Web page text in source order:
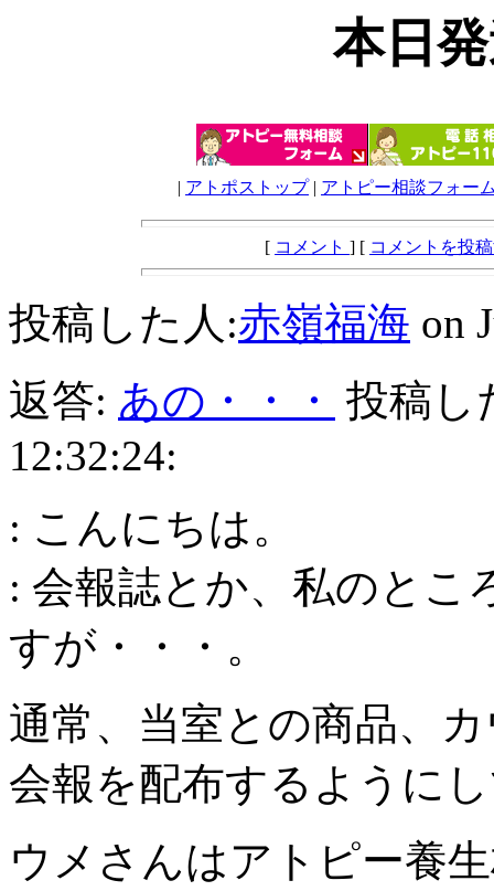
本日
| アトポストップ| アトピー相談フォー
[ コメント ] [ コメントを投
投稿した人:赤嶺福海 on
返答: あの・・・
投稿し
12:32:24:
: こんにちは。
: 会報誌とか、私のとこ
すが・・・。
通常、当室との商品、
会報を配布するように
ウメさんはアトピー養